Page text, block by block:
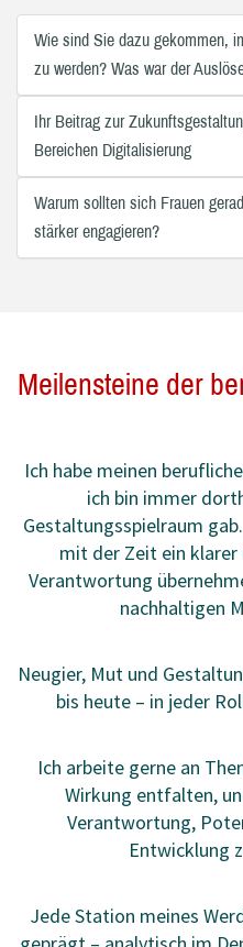
Wie sind Sie dazu gekommen,
zu werden? Was war der
Ihr Beitrag zur
Bereichen Digitalisierung
Warum sollten sich Frauen
stärker engagieren?
Meilensteine der
Ich habe meinen
ich bin immer
Gestaltungsspielraum
mit der Zeit ein
Verantwortung
nachhaltigen
Neugier, Mut und
bis heute – in jeder
Ich arbeite gerne an
Wirkung entfalten,
Verantwortung,
Entwicklung
Jede Station meines